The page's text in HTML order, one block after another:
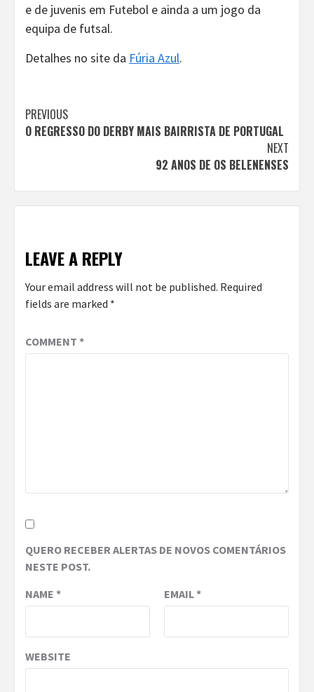
e de juvenis em Futebol e ainda a um jogo da
equipa de futsal.
Detalhes no site da Fúria Azul.
Continue
Reading
PREVIOUS
O REGRESSO DO DERBY MAIS BAIRRISTA DE PORTUGAL
NEXT
92 ANOS DE OS BELENENSES
LEAVE A REPLY
Your email address will not be published. Required
fields are marked *
COMMENT *
QUERO RECEBER ALERTAS DE NOVOS COMENTÁRIOS
NESTE POST.
NAME * EMAIL*
WEBSITE